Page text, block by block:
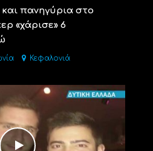
πανηγύρια στο
«χάρισε» 6
Κεφαλονιά